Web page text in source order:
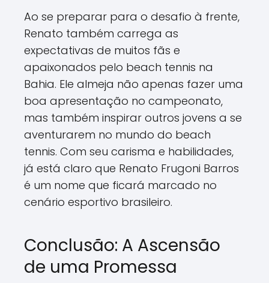
Ao se preparar para o desafio à frente,
Renato também carrega as
expectativas de muitos fãs e
apaixonados pelo beach tennis na
Bahia. Ele almeja não apenas fazer uma
boa apresentação no campeonato,
mas também inspirar outros jovens a se
aventurarem no mundo do beach
tennis. Com seu carisma e habilidades,
já está claro que Renato Frugoni Barros
é um nome que ficará marcado no
cenário esportivo brasileiro.
Conclusão: A Ascensão
de uma Promessa